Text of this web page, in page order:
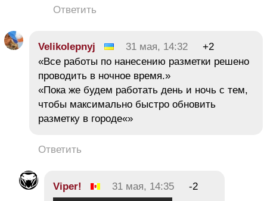
Ответить
Velikolepnyj 31 мая, 14:32
+2
«Все работы по нанесению разметки решено
проводить в ночное время.»
«Пока же будем работать день и ночь с тем,
чтобы максимально быстро обновить
разметку в городе«»
Ответить
Viper! 31 мая, 14:35 -2